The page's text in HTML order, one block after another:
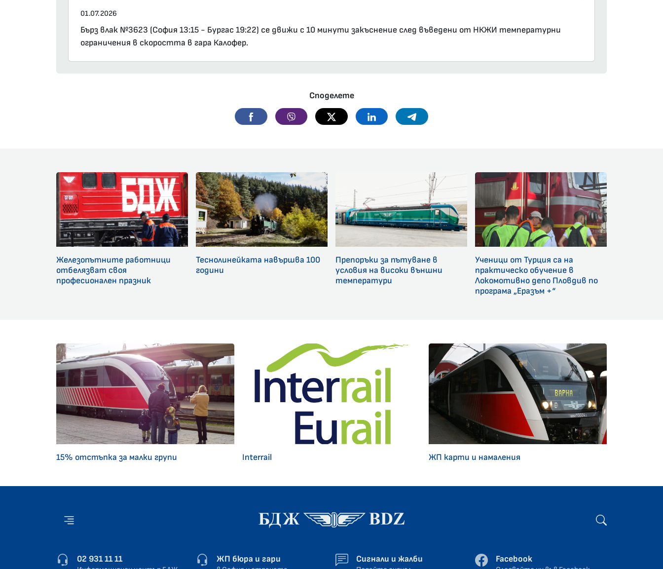
01.07.2026
Бърз влак №3623 (София 13:15 - Бургас 19:22) се движи с 10 минути закъснение след въведени от НКЖИ температурни
ограничения в скоростта в гара Калофер.
Споделете
Facebook Viber Twitter Linkedin Telegram
Железопътните работници
отбелязват своя
професионален празник
Теснолинейката навършва 100
години
Препоръки за пътуване в
условия на високи външни
температури
Ученици от Турция са на
практическо обучение в
Локомотивно депо Пловдив по
програма „Еразъм +“
15% отстъпка за малки групи Interrail ЖП карти и намаления
02 931 11 11 ЖП бюра и гари Сигнали и жалби Facebook